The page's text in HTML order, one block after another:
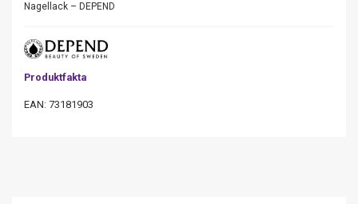
Nagellack – DEPEND
Produktfakta
EAN: 73181903